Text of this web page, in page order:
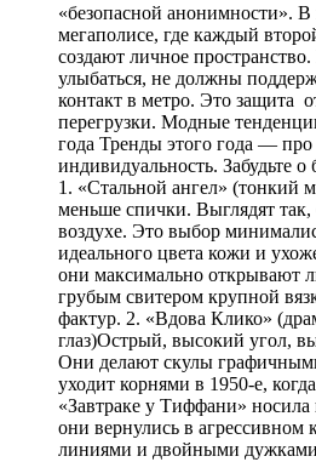
«безопасной анонимности».
мегаполисе, где каждый
создают личное
улыбаться, не должны
контакт в метро. Это защита
перегрузки. Модные
года Тренды этого года —
индивидуальность. Забудьте о
1. «Стальной ангел» (тонкий
меньше спички. Выглядят так,
воздухе. Это выбор
идеального цвета кожи и
они максимально открывают
грубым свитером крупной
фактур. 2. «Вдова Клико»
глаз)Острый, высокий угол,
Они делают скулы
уходит корнями в 1950-е,
«Завтраке у Тиффани»
они вернулись в
линиями и двойными